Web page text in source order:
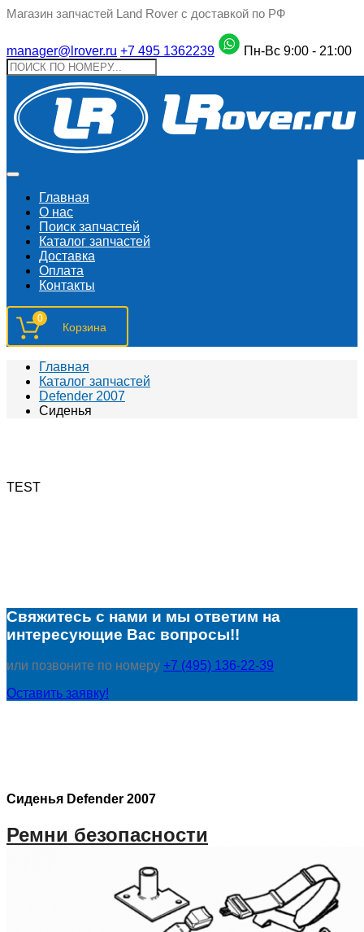
Магазин запчастей Land Rover с доставкой по РФ
manager@lrover.ru +7 495 1362239 Пн-Вс 9:00 - 21:00
Главная
О нас
Поиск запчастeй
Каталог запчастей
Доставка
Оплата
Контакты
0
Главная
Каталог запчастей
Defender 2007
Сиденья
TEST
Свяжитесь с нами и мы ответим на
интересующие Вас вопросы!!
или позвоните по номеру +7 (495) 136-22-39
Оставить заявку!
Сиденья Defender 2007
Ремни безопасности